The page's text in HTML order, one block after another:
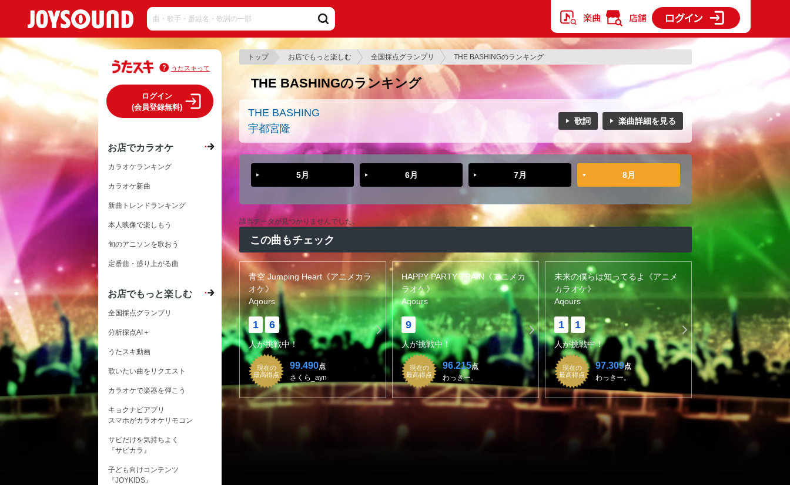
トップ お店でもっと楽しむ 全国採点グランプリ THE BASHINGのランキング
THE BASHINGのランキング
THE BASHING
宇都宮隆
歌詞 楽曲詳細を見る
5月 6月 7月 8月
該当データが見つかりませんでした。
この曲もチェック
青空 Jumping Heart《アニメカラ
オケ》
Aqours
1 6
人が挑戦中！
現在の
最高得点
99.490点
さくら_ayn
HAPPY PARTY TRAIN《アニメカ
ラオケ》
Aqours
9
人が挑戦中！
現在の
最高得点
96.215点
わっきー。
未来の僕らは知ってるよ《アニメ
カラオケ》
Aqours
1 1
人が挑戦中！
現在の
最高得点
97.309点
わっきー。
うたスキって
ログイン
(会員登録無料)
お店でカラオケ
カラオケランキング
カラオケ新曲
新曲トレンドランキング
本人映像で楽しもう
旬のアニソンを歌おう
定番曲・盛り上がる曲
お店でもっと楽しむ
全国採点グランプリ
分析採点AI＋
うたスキ動画
歌いたい曲をリクエスト
カラオケで楽器を弾こう
キョクナビアプリ
スマホがカラオケリモコン
サビだけを気持ちよく
『サビカラ』
子ども向けコンテンツ
『JOYKIDS』